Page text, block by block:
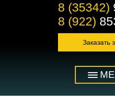
8 (35342)
8 (922)
Заказать